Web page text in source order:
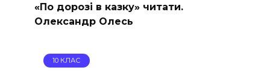
«По дорозі в казку» читати.
Олександр Олесь
10 КЛАС